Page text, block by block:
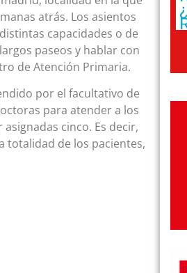
atrás. Los asientos
capacidades o de
paseos y hablar con
de Atención Primaria.
por el facultativo de
para atender a los
cinco. Es decir,
totalidad de los pacientes,